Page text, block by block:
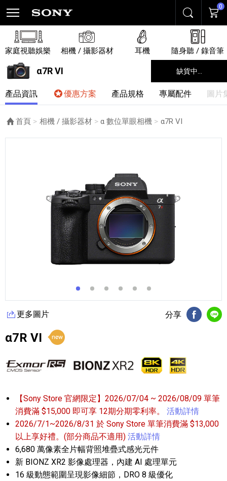
搜尋 購物
0
家庭視聽娛樂 相機 / 攝影器材 耳機 隨身聽 / 錄音筆
α7R VI 缺貨中...
產品資訊 優惠方案 產品規格 專屬配件 圖片
首頁 相機 / 攝影器材 α 數位單眼相機 目前頁面：
α7R VI
更多圖片 分享
FB分享
α7R VI
【Sony Store 官網限定】2026/07/04 ~ 2026/08/09 單筆
消費滿 $15,000 即可享 12期分期零利率。
活動詳情
2026/7/1~2026/8/31 於 Sony Store 單筆消費滿 $13,000
以上享好禮。(部分商品不適用) 活動詳情
6,680 萬像素全片幅背照堆疊式感光元件
新 BIONZ XR2 影像處理器，內建 AI 處理單元
16 級動態範圍呈現影像細節，DRO 8 級優化